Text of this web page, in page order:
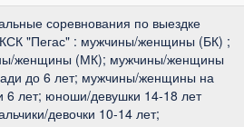
соревнования по выездке
"Пегас" : мужчины/женщины (БК) ;
женщины (МК); мужчины/женщины
до 6 лет; мужчины/женщины на
6 лет; юноши/девушки 14-18 лет
девочки 10-14 лет;